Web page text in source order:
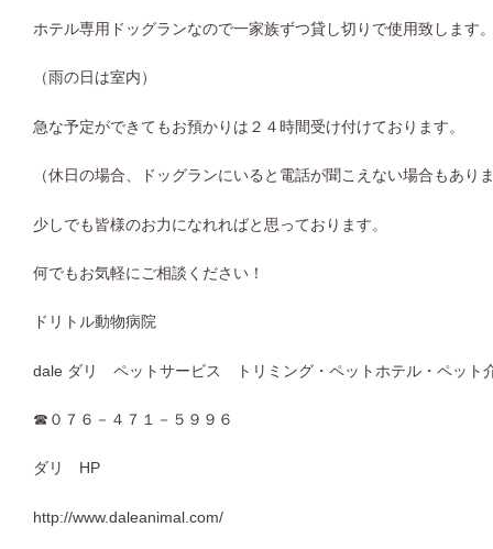
ホテル専用ドッグランなので一家族ずつ貸し切りで使用致します
（雨の日は室内）
急な予定ができてもお預かりは２４時間受け付けております。
（休日の場合、ドッグランにいると電話が聞こえない場合もあり
少しでも皆様のお力になれればと思っております。
何でもお気軽にご相談ください！
ドリトル動物病院
dale ダリ ペットサービス トリミング・ペットホテル・ペット
☎ ０７６－４７１－５９９６
ダリ HP
http://www.daleanimal.com/